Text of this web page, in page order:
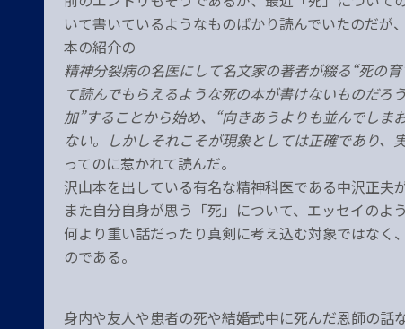
いて書いているようなものばかり読んでいたのだが
本の紹介の
精神分裂病の名医にして名文家の著者が綴る“死の
て読んでもらえるような死の本が書けないものだ
加”することから始め、“向きあうよりも並んでし
ない。しかしそれこそが現象としては正確であり、
ってのに惹かれて読んだ。
沢山本を出している有名な精神科医である中沢正夫
また自分自身が思う「死」について、エッセイのよ
何より重い話だったり真剣に考え込む対象ではな
のである。
身内や友人や患者の死や結婚式中に死んだ恩師の